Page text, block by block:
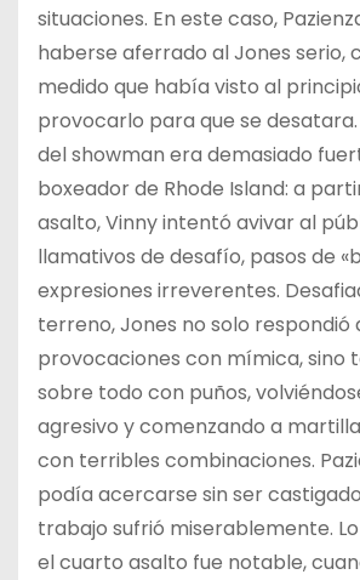
situaciones. En este caso,
haberse aferrado al Jones serio,
medido que había visto al
provocarlo para que se
del showman era demasiado
boxeador de Rhode Island: a
asalto, Vinny intentó avivar al
llamativos de desafío, pasos de
expresiones irreverentes.
terreno, Jones no solo respondió
provocaciones con mímica, sino
sobre todo con puños,
agresivo y comenzando a
con terribles combinaciones.
podía acercarse sin ser
trabajo sufrió miserablemente.
el cuarto asalto fue notable,